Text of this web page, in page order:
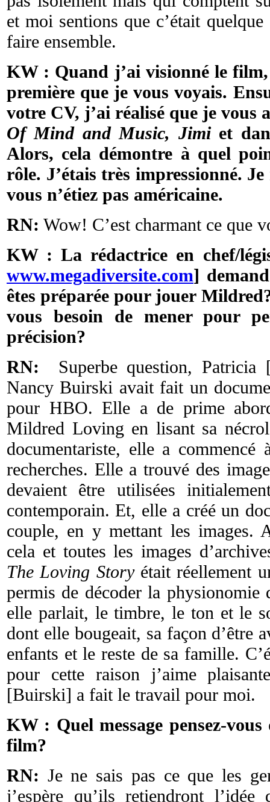
et moi sentions que c’était
faire ensemble.
KW : Quand j’ai visionné le film,
première que je vous voyais.
votre CV, j’ai réalisé que je vous
Of Mind and Music, Jimiet
Alors, cela démontre à quel
rôle. J’étais très impressionné.
vous n’étiez pas américaine.
RN: Wow! C’est charmant ce que
KW : La rédactrice en chef/
www.megadiversite.com]
êtes préparée pour jouer
vous besoin de mener pour
précision?
RN: Superbe question, Patricia
Nancy Buirski avait fait un
pour HBO. Elle a de prime
Mildred Loving en lisant sa
documentariste, elle a
recherches. Elle a trouvé des
devaient être utilisées
contemporain. Et, elle a créé un
couple, en y mettant les images.
cela et toutes les images
The Loving Storyétait réellement
permis de décoder la
elle parlait, le timbre, le ton et le
dont elle bougeait, sa façon d’être
enfants et le reste de sa famille.
pour cette raison j’aime
[Buirski] a fait le travail pour moi.
KW : Quel message pensez-
film?
RN: Je ne sais pas ce que les
j’espère qu’ils retiendront